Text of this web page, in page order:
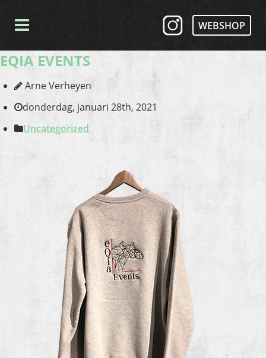
WEBSHOP
EQIA EVENTS
Arne Verheyen
donderdag, januari 28th, 2021
Uncategorized